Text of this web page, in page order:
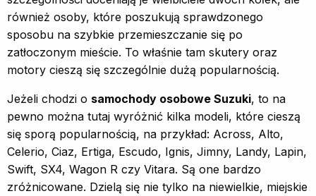
również osoby, które poszukują sprawdzonego
sposobu na szybkie przemieszczanie się po
zatłoczonym mieście. To właśnie tam skutery oraz
motory cieszą się szczególnie dużą popularnością.
Jeżeli chodzi o samochody osobowe Suzuki, to na
pewno można tutaj wyróżnić kilka modeli, które cieszą
się sporą popularnością, na przykład: Across, Alto,
Celerio, Ciaz, Ertiga, Escudo, Ignis, Jimny, Landy, Lapin,
Swift, SX4, Wagon R czy Vitara. Są one bardzo
zróżnicowane. Dzielą się nie tylko na niewielkie, miejskie